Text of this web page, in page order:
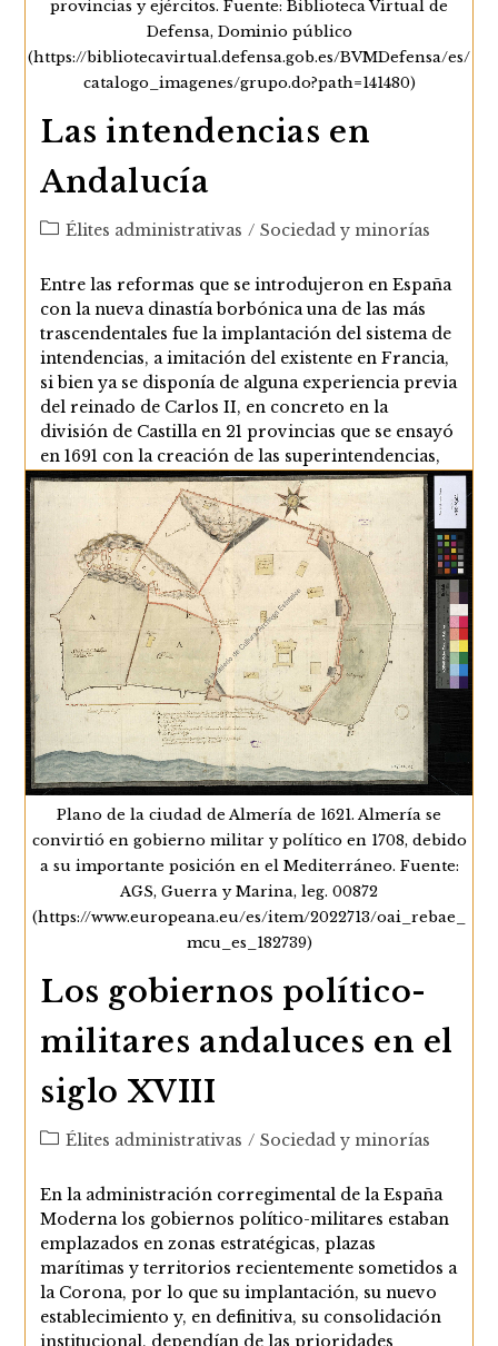
provincias y ejércitos. Fuente: Biblioteca Virtual de
Defensa, Dominio público
(https://bibliotecavirtual.defensa.gob.es/BVMDefensa/es/
catalogo_imagenes/grupo.do?path=141480)
Las intendencias en
Andalucía
Categoría
la
entrada:
Élites administrativas / Sociedad y minorías
Entre las reformas que se introdujeron en España
con la nueva dinastía borbónica una de las más
trascendentales fue la implantación del sistema de
intendencias, a imitación del existente en Francia,
si bien ya se disponía de alguna experiencia previa
del reinado de Carlos II, en concreto en la
división de Castilla en 21 provincias que se ensayó
en 1691 con la creación de las superintendencias,
orientadas sobre todo a la racionalización de la
recaudación de…
Continuar Leyendo
Las
Intendencias
En
Andalucía
Plano de la ciudad de Almería de 1621. Almería se
convirtió en gobierno militar y político en 1708, debido
a su importante posición en el Mediterráneo. Fuente:
AGS, Guerra y Marina, leg. 00872
(https://www.europeana.eu/es/item/2022713/oai_rebae_
mcu_es_182739)
Los gobiernos político-
militares andaluces en el
siglo XVIII
Categoría
la
entrada:
Élites administrativas / Sociedad y minorías
En la administración corregimental de la España
Moderna los gobiernos político-militares estaban
emplazados en zonas estratégicas, plazas
marítimas y territorios recientemente sometidos a
la Corona, por lo que su implantación, su nuevo
establecimiento y, en definitiva, su consolidación
institucional, dependían de las prioridades